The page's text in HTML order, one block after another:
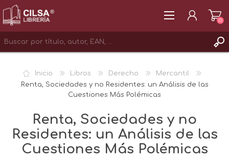
INICIAR SESIÓN
(0)
Inicio Libros Derecho
Mercantil
Renta, Sociedades y no Residentes: un Análisis de las
Cuestiones Más Polémicas
Renta, Sociedades y no
Residentes: un Análisis de las
Cuestiones Más Polémicas